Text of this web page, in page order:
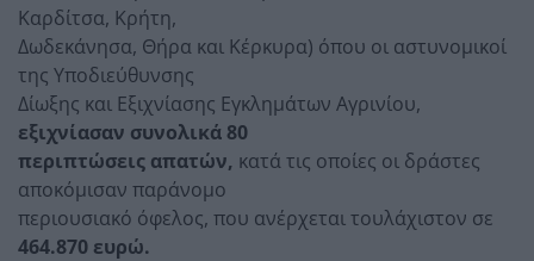
Καρδίτσα, Κρήτη,
Δωδεκάνησα, Θήρα και Κέρκυρα) όπου οι αστυνομικοί
της Υποδιεύθυνσης
Δίωξης και Εξιχνίασης Εγκλημάτων Αγρινίου,
εξιχνίασαν συνολικά 80
περιπτώσεις απατών, κατά τις οποίες οι δράστες
αποκόμισαν παράνομο
περιουσιακό όφελος, που ανέρχεται τουλάχιστον σε
464.870 ευρώ.